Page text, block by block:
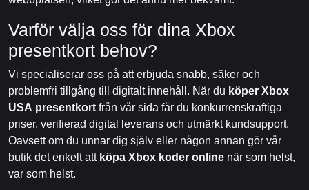
Varför välja oss för dina Xbox
presentkort behov?
Vi specialiserar oss på att erbjuda snabb, säker och
problemfri tillgång till digitalt innehåll. När du köper Xbox
USA presentkort från vår sida får du konkurrenskraftiga
priser, verifierad digital leverans och utmärkt kundsupport.
Oavsett om du unnar dig själv eller någon annan gör vår
butik det enkelt att köpa Xbox koder online när som helst,
var som helst.